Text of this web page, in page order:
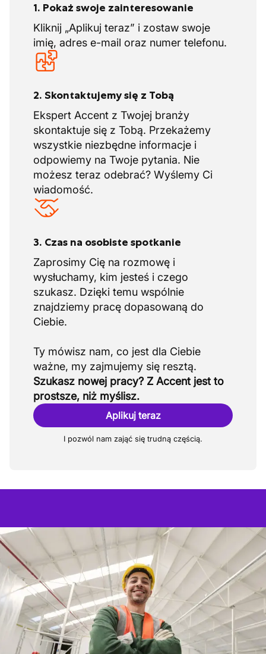
1. Pokaż swoje zainteresowanie
Kliknij „Aplikuj teraz” i zostaw swoje
imię, adres e-mail oraz numer telefonu.
2. Skontaktujemy się z Tobą
Ekspert Accent z Twojej branży
skontaktuje się z Tobą. Przekażemy
wszystkie niezbędne informacje i
odpowiemy na Twoje pytania. Nie
możesz teraz odebrać? Wyślemy Ci
wiadomość.
3. Czas na osobiste spotkanie
Zaprosimy Cię na rozmowę i
wysłuchamy, kim jesteś i czego
szukasz. Dzięki temu wspólnie
znajdziemy pracę dopasowaną do
Ciebie.
Ty mówisz nam, co jest dla Ciebie
Szukasz nowej pracy? Z Accent jest to
prostsze, niż myślisz.
Aplikuj teraz
I pozwól nam zająć się trudną częścią.